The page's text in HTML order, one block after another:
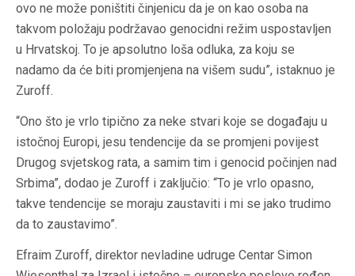
ovo ne može poništiti činjenicu da je on kao osoba na
takvom položaju podržavao genocidni režim uspostavljen
u Hrvatskoj. To je apsolutno loša odluka, za koju se
nadamo da će biti promjenjena na višem sudu”, istaknuo je
Zuroff.
“Ono što je vrlo tipično za neke stvari koje se događaju u
istočnoj Europi, jesu tendencije da se promjeni povijest
Drugog svjetskog rata, a samim tim i genocid počinjen nad
Srbima”, dodao je Zuroff i zaključio: “To je vrlo opasno,
takve tendencije se moraju zaustaviti i mi se jako trudimo
da to zaustavimo”.
Efraim Zuroff, direktor nevladine udruge Centar Simon